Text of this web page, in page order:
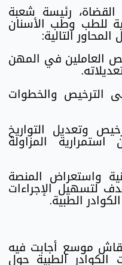
رئيسة شعبة
للطب وطب الأسنان
التالية:
العاملين في المهن
الترخيص والخطوات
وتعديل التواريخ
استمرارية المزاولة
واستعراض المنصة
لتسهيل الإجراءات
الطبية.
موسع أجابت فيه
الكوادر الطبية حول